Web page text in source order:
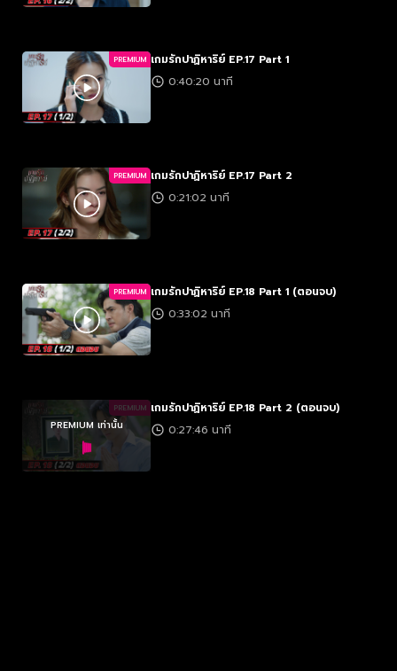
PREMIUM เกมรักปาฏิหาริย์ EP.17 Part 1
0:40:20 นาที
PREMIUM เกมรักปาฏิหาริย์ EP.17 Part 2
0:21:02 นาที
PREMIUM เกมรักปาฏิหาริย์ EP.18 Part 1 (ตอนจบ)
0:33:02 นาที
PREMIUM
PREMIUM เท่านั้น
เกมรักปาฏิหาริย์ EP.18 Part 2 (ตอนจบ)
0:27:46 นาที